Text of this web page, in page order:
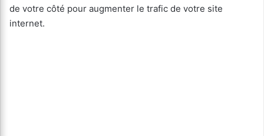
de votre côté pour augmenter le trafic de votre site
internet.